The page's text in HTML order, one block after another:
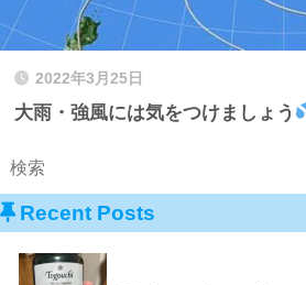
2022年3月25日
大雨・強風には気をつけましょう
Recent Posts